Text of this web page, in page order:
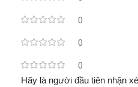
0
0
0
Hãy là người đầu tiên nhận